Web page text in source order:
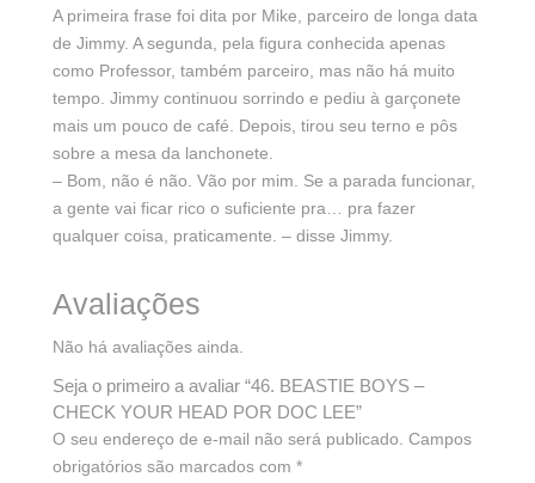
A primeira frase foi dita por Mike, parceiro de longa data
de Jimmy. A segunda, pela figura conhecida apenas
como Professor, também parceiro, mas não há muito
tempo. Jimmy continuou sorrindo e pediu à garçonete
mais um pouco de café. Depois, tirou seu terno e pôs
sobre a mesa da lanchonete.
– Bom, não é não. Vão por mim. Se a parada funcionar,
a gente vai ficar rico o suficiente pra… pra fazer
qualquer coisa, praticamente. – disse Jimmy.
Avaliações
Não há avaliações ainda.
Seja o primeiro a avaliar “46. BEASTIE BOYS –
CHECK YOUR HEAD POR DOC LEE”
O seu endereço de e-mail não será publicado. Campos
obrigatórios são marcados com *